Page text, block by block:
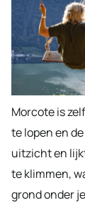
Morcote is
te lopen en
uitzicht en
te klimmen,
grond onder